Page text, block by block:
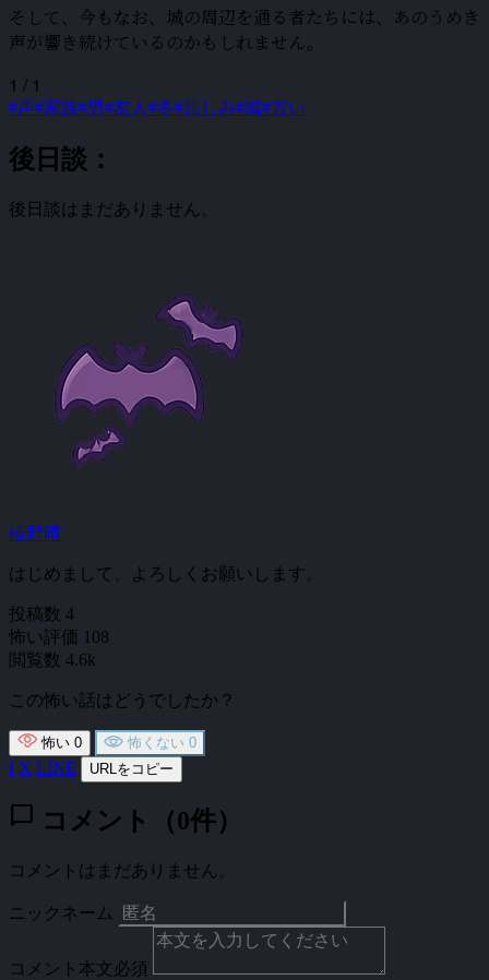
そして、今もなお、城の周辺を通る者たちには、あのうめき
声が響き続けているのかもしれません。
1 / 1
#声#家族#男#友人 #冬#悲しみ#城#古い
後日談：
後日談はまだありません。
椿野晴
はじめまして、よろしくお願いします。
投稿数 4
怖い評価 108
閲覧数 4.6k
この怖い話はどうでしたか？
怖い 0 怖くない 0
f X LINE URLをコピー
chat_bubble コメント（0件）
コメントはまだありません。
ニックネーム
コメント本文必須